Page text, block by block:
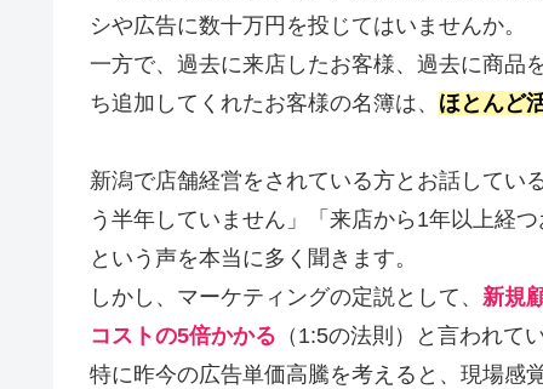
シや広告に数十万円を投じてはいませんか。
一方で、過去に来店したお客様、過去に商品
ち追加してくれたお客様の名簿は、 ほとんど
新潟で店舗経営をされている方とお話してい
う半年していません」「来店から1年以上経
という声を本当に多く聞きます。
しかし、マーケティングの定説として、 新規
コストの5倍かかる （1:5の法則）と言われて
特に昨今の広告単価高騰を考えると、現場感